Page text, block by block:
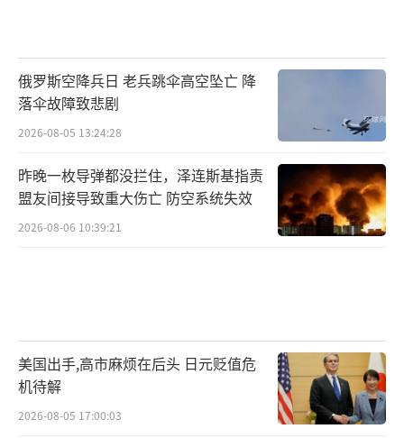
俄罗斯空降兵日 老兵跳伞高空坠亡 降
落伞故障致悲剧
2026-08-05 13:24:28
昨晚一枚导弹都没拦住，泽连斯基指责
盟友间接导致重大伤亡 防空系统失效
2026-08-06 10:39:21
美国出手,高市麻烦在后头 日元贬值危
机待解
2026-08-05 17:00:03